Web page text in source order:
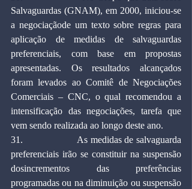
Salvaguardas (GNAM), em 2000, iniciou-se
a negociaçãode um texto sobre regras para
aplicação de medidas de salvaguardas
preferenciais, com base em propostas
apresentadas. Os resultados alcançados
foram levados ao Comitê de Negociações
Comerciais – CNC, o qual recomendou a
intensificação das negociações, tarefa que
vem sendo realizada ao longo deste ano.
31.                    As medidas de salvaguarda
preferenciais irão se constituir na suspensão
dosincrementos das preferências
programadas ou na diminuição ou suspensão